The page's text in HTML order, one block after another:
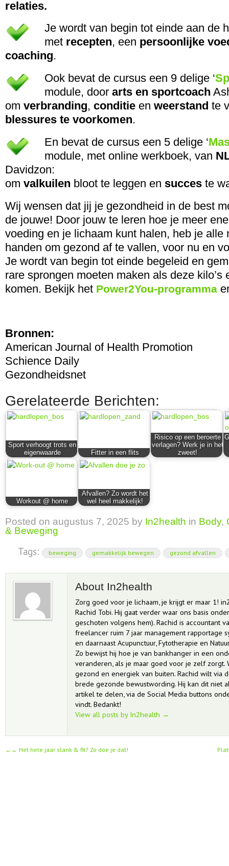
relaties.
Je wordt van begin tot einde aan de
met recepten, een persoonlijke
coaching.
Ook bevat de cursus een 9 delige ‘
module, door arts en sportcoach
om verbranding, conditie en weerstand te
blessures te voorkomen.
En bevat de cursus een 5 delige ‘
module, met online werkboek, van
Davidzon:
om valkuilen bloot te leggen en succes te
Wij wensen dat jij je gezondheid in de best
de jouwe! Door jouw te leren hoe je meer
voeding en je lichaam kunt halen, heb je alle
handen om gezond af te vallen, voor nu en
Je wordt van begin tot einde begeleid en
rare sprongen moeten maken als deze kilo’s
komen. Bekijk het Power2You-programma
Bronnen:
American Journal of Health Promotion
Schience Daily
Gezondheidsnet
Gerelateerde Berichten:
Sport verhoogt trots en
eigenwaarde
Fitter in een flits
Risico op een beroerte
verlagen? Werk je in het
zweet!
Workout @ home
Afvallen? Zo wordt het
wel heel makkelijk!
Posted on augustus 7, 2025 by In2health in Body,
& Beweging
Tags: beweging gemakkelijk bewegen gezond afvallen
About In2health
Zorg goed voor je lichaam, je krijgt er maar 1!
Rachid Tobi. Hij gaat verder waar ons basis
geschoten volgens hem). Rachid is accountant
freelancer ruim 7 jaar management rapportage
en daarnaast Acupunctuur, Fytotherapie en
Zo bewijst hij hoe je van bankhanger in een
veranderen, als je maar goed voor je zelf zorgt.
gezond en energiek van buiten. Rachid wilt via
brede gezonde bewustwording. Hij kan dit niet
artikel te delen, via de Social Media buttons
vindt. Bedankt!
View all posts by In2health →
← Het hele jaar slank & fit? Zo doe je dat!